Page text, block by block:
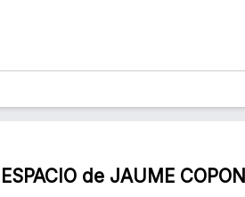
de JAUME